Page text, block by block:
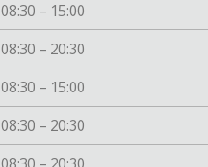
08:30 – 15:00
08:30 – 20:30
08:30 – 15:00
08:30 – 20:30